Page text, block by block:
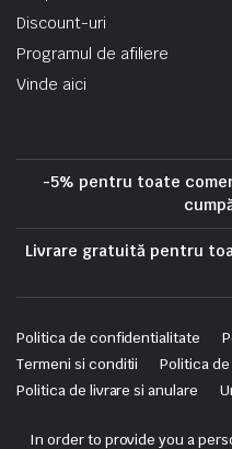
Discount-uri
Programul de afiliere
Vinde aici
-5% pentru toate
Livrare gratuită pentru
Politica de confidentialitate
Termeni si conditii
Politica
Politica de livrare si anulare
Copyright 2025 © Skrekis. All
In order to provide you a